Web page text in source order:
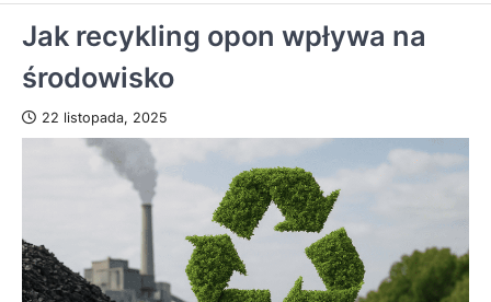
Jak recykling opon wpływa na
środowisko
22 listopada, 2025